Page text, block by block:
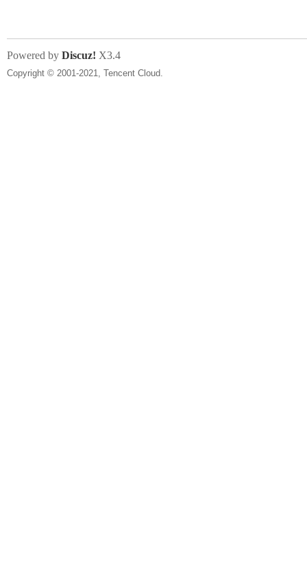
Powered by Discuz! X3.4
Copyright © 2001-2021, Tencent Cloud.